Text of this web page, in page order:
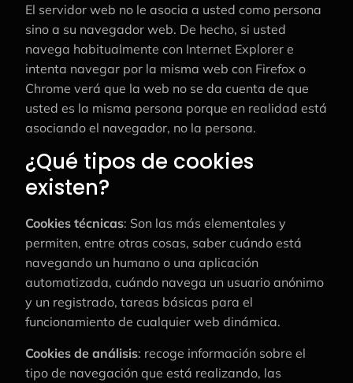
El servidor web no le asocia a usted como persona
sino a su navegador web. De hecho, si usted
navega habitualmente con Internet Explorer e
intenta navegar por la misma web con Firefox o
Chrome verá que la web no se da cuenta de que
usted es la misma persona porque en realidad está
asociando el navegador, no la persona.
¿Qué tipos de cookies
existen?
Cookies técnicas: Son las más elementales y
permiten, entre otras cosas, saber cuándo está
navegando un humano o una aplicación
automatizada, cuándo navega un usuario anónimo
y un registrado, tareas básicas para el
funcionamiento de cualquier web dinámica.
Cookies de análisis: recoge información sobre el
tipo de navegación que está realizando, las